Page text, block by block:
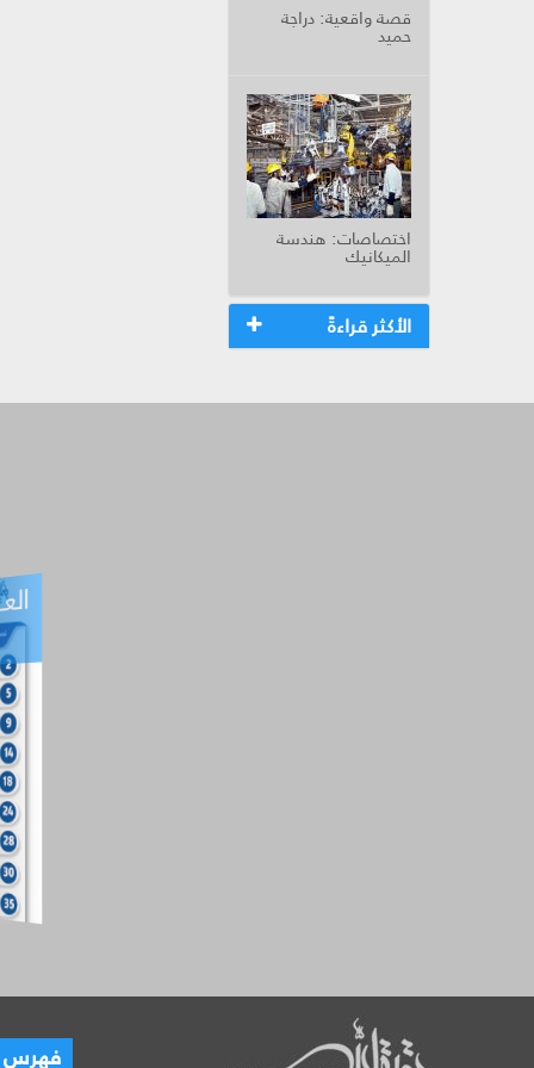
قصة واقعية: دراجة
حميد
اختصاصات: هندسة
الميكانيك
الأكثر قراءةً
فهرس